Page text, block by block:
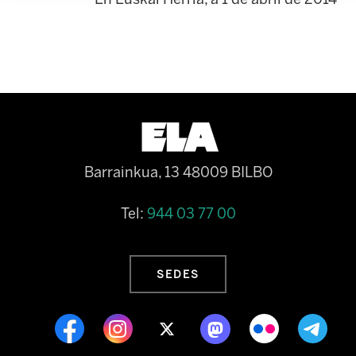
Barrainkua, 13 48009 BILBO
Tel: 944 03 77 00
SEDES